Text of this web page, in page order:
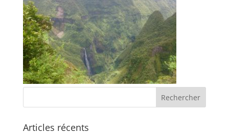
Articles récents